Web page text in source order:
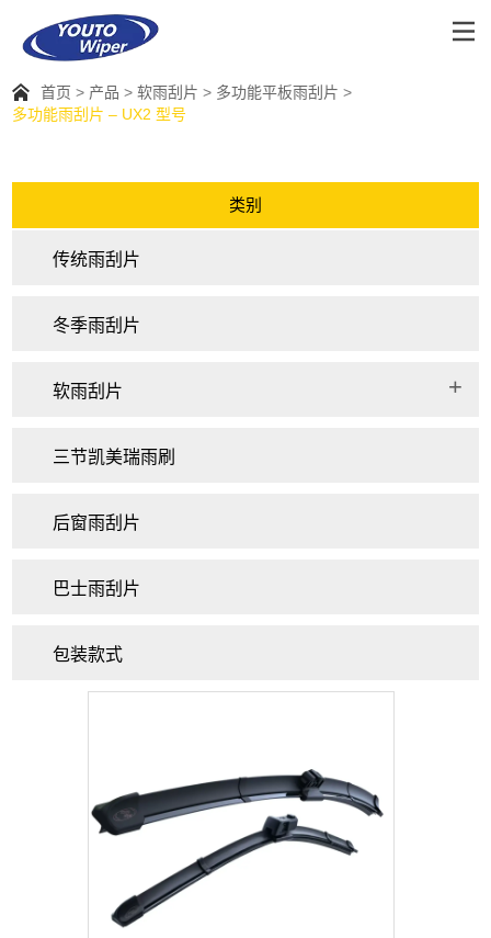
首页 产品 软雨刮片
多功能平板雨刮片
多功能雨刮片 – UX2 型号
类别
传统雨刮片
冬季雨刮片
软雨刮片
三节凯美瑞雨刷
后窗雨刮片
巴士雨刮片
包装款式